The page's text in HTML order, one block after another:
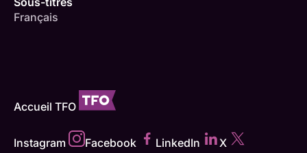
Français
Accueil TFO
Instagram Facebook LinkedIn X